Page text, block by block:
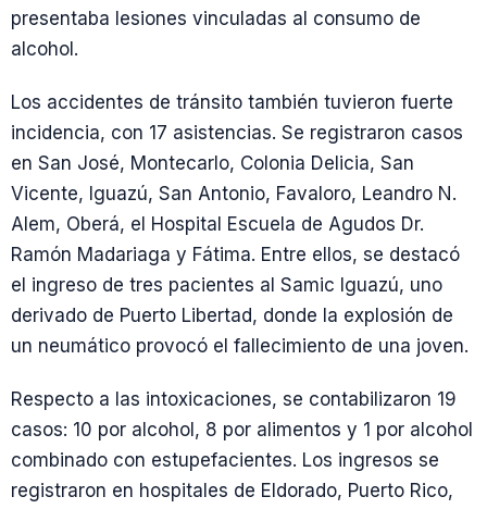
presentaba lesiones vinculadas al consumo de
alcohol.
Los accidentes de tránsito también tuvieron fuerte
incidencia, con 17 asistencias. Se registraron casos
en San José, Montecarlo, Colonia Delicia, San
Vicente, Iguazú, San Antonio, Favaloro, Leandro N.
Alem, Oberá, el Hospital Escuela de Agudos Dr.
Ramón Madariaga y Fátima. Entre ellos, se destacó
el ingreso de tres pacientes al Samic Iguazú, uno
derivado de Puerto Libertad, donde la explosión de
un neumático provocó el fallecimiento de una joven.
Respecto a las intoxicaciones, se contabilizaron 19
casos: 10 por alcohol, 8 por alimentos y 1 por alcohol
combinado con estupefacientes. Los ingresos se
registraron en hospitales de Eldorado, Puerto Rico,